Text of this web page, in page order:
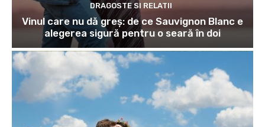
DRAGOSTE SI RELATII
Vinul care nu dă greș: de ce Sauvignon Blanc e
alegerea sigură pentru o seară în doi